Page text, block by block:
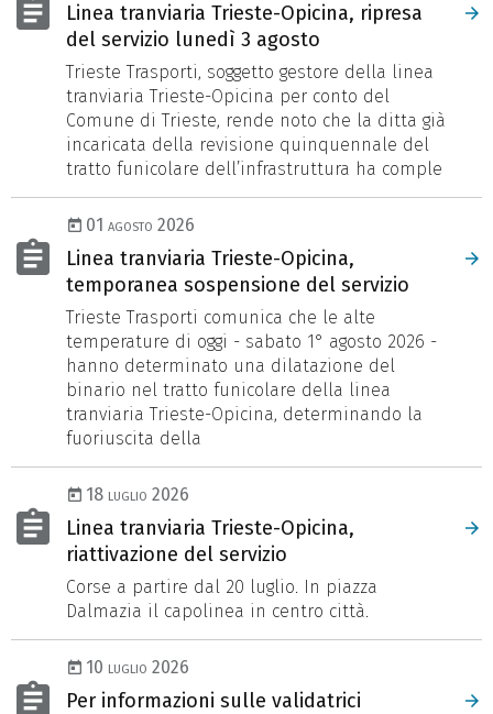
Linea tranviaria Trieste-Opicina, ripresa
del servizio lunedì 3 agosto
Trieste Trasporti, soggetto gestore della linea
tranviaria Trieste-Opicina per conto del
Comune di Trieste, rende noto che la ditta già
incaricata della revisione quinquennale del
tratto funicolare dell’infrastruttura ha comple
01 agosto 2026
Linea tranviaria Trieste-Opicina,
temporanea sospensione del servizio
Trieste Trasporti comunica che le alte
temperature di oggi - sabato 1° agosto 2026 -
hanno determinato una dilatazione del
binario nel tratto funicolare della linea
tranviaria Trieste-Opicina, determinando la
fuoriuscita della
18 luglio 2026
Linea tranviaria Trieste-Opicina,
riattivazione del servizio
Corse a partire dal 20 luglio. In piazza
Dalmazia il capolinea in centro città.
10 luglio 2026
Per informazioni sulle validatrici